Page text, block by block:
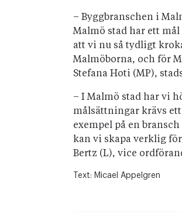
– Byggbranschen i
Malmö stad har ett
att vi nu så tydligt
Malmöborna, och för
Stefana Hoti (MP),
– I Malmö stad har vi
målsättningar krävs
exempel på en
kan vi skapa verklig
Bertz (L), vice
Text: Micael Appelgren